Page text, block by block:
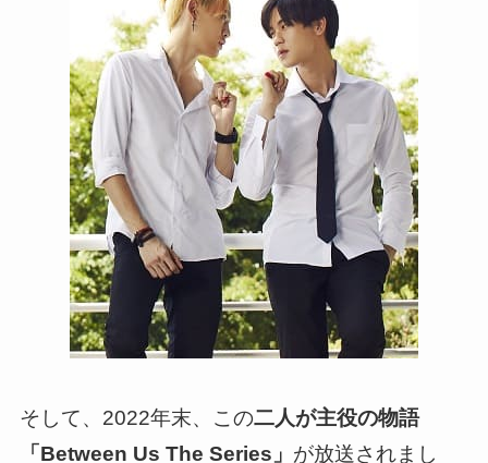
そして、 2022年末、この二人が主役の物語
「Between Us The Series」 が放送されまし